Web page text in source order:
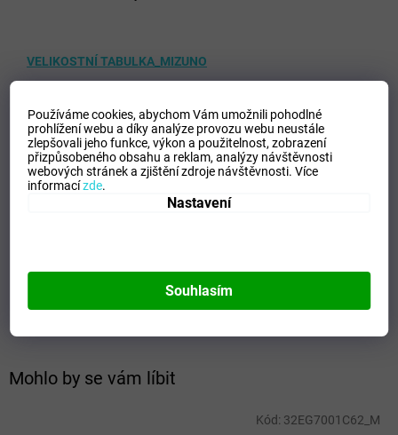
Používáme cookies, abychom Vám umožnili pohodlné
prohlížení webu a díky analýze provozu webu neustále
zlepšovali jeho funkce, výkon a použitelnost,zobrazení
přizpůsobeného obsahu a reklam, analýzy návštěvnosti
webových stránek a zjištění zdroje návštěvnosti.Více
informacízde.
Nastavení
Souhlasím
Mohlo by se vám líbit
Kód: 32EG7001C62_M
VELIKOSTNÍ TABULKA_MIZUNO
Doplňkové parametry
Kategorie:
Pánské sportovní teplákové soupravy
EAN:
5059431322286
Sport:
Training
100% Polyester
Barva: Royal/Navy